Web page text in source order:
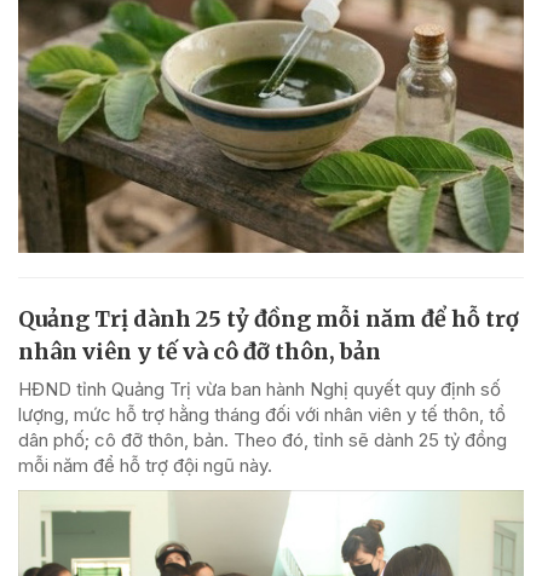
Quảng Trị dành 25 tỷ đồng mỗi năm để hỗ trợ
nhân viên y tế và cô đỡ thôn, bản
HĐND tỉnh Quảng Trị vừa ban hành Nghị quyết quy định số
lượng, mức hỗ trợ hằng tháng đối với nhân viên y tế thôn, tổ
dân phố; cô đỡ thôn, bản. Theo đó, tỉnh sẽ dành 25 tỷ đồng
mỗi năm để hỗ trợ đội ngũ này.